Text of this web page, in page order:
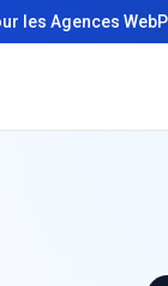
les Agences Web